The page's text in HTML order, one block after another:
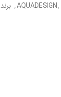
AQUADESIGN,
, برند